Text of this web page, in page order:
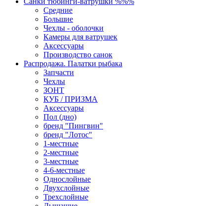
Средние
Большие
Чехлы - оболочки
Камеры для ватрушек
Аксессуары
Производство санок
Распродажа. Палатки рыбака
Запчасти
Чехлы
ЗОНТ
КУБ / ПРИЗМА
Аксессуары
Пол (дно)
бренд "Пингвин"
бренд "Лотос"
1-местные
2-местные
3-местные
4-6-местные
Однослойные
Двухслойные
Трехслойные